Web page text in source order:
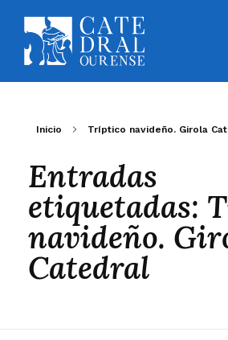
Inicio Tríptico navideño. Girola
Entradas
etiquetadas:
navideño.
Catedral